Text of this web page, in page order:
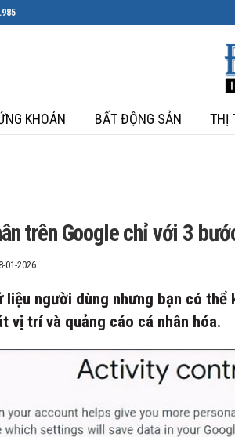
KHOÁN BẤT ĐỘNG SẢN THỊ
trên Google chỉ với 3
01-2026
liệu người dùng nhưng bạn có
vị trí và quảng cáo cá nhân hóa.